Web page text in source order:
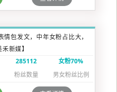
包发文，中年女粉占比大，
新媒】
285112
粉丝数量
女粉70%
男女粉丝比例